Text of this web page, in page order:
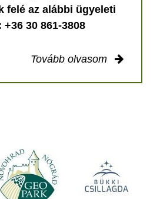
felé az alábbi ügyeleti
30 861-3808
Tovább olvasom